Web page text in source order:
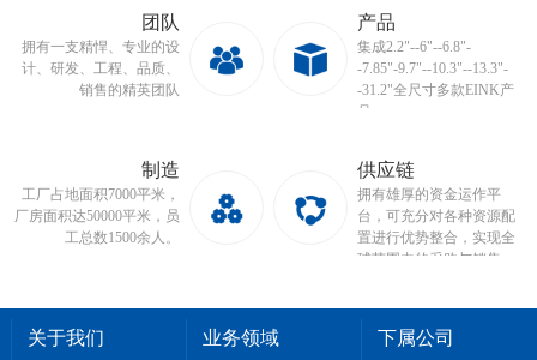
团队
拥有一支精悍、专业的设
计、研发、工程、品质、
销售的精英团队
产品
集成2.2"--6"--6.8"-
-7.85"-9.7"--10.3"--13.3"-
-31.2"全尺寸多款EINK产
品
制造
工厂占地面积7000平米，
厂房面积达50000平米，员
工总数1500余人。
供应链
拥有雄厚的资金运作平
台，可充分对各种资源配
置进行优势整合，实现全
球范围内的采购与销售...
关于我们 业务领域 下属公司